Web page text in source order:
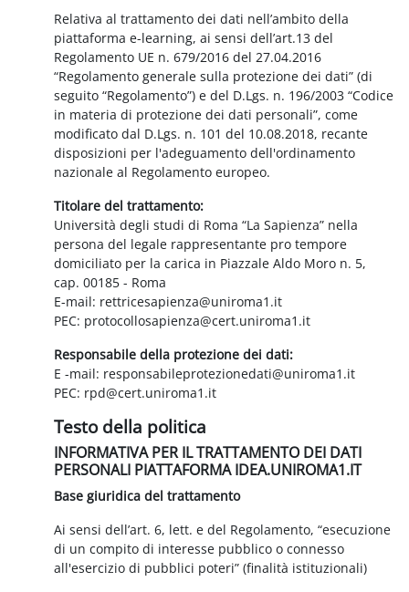
Relativa al trattamento dei dati nell’ambito della
piattaforma e-learning, ai sensi dell’art.13 del
Regolamento UE n. 679/2016 del 27.04.2016
“Regolamento generale sulla protezione dei dati” (di
seguito “Regolamento”) e del D.Lgs. n. 196/2003 “Codice
in materia di protezione dei dati personali”, come
modificato dal D.Lgs. n. 101 del 10.08.2018, recante
disposizioni per l'adeguamento dell'ordinamento
nazionale al Regolamento europeo.
Titolare del trattamento:
Università degli studi di Roma “La Sapienza” nella
persona del legale rappresentante pro tempore
domiciliato per la carica in Piazzale Aldo Moro n. 5,
cap. 00185 - Roma
E-mail: rettricesapienza@uniroma1.it
PEC: protocollosapienza@cert.uniroma1.it
Responsabile della protezione dei dati:
E -mail: responsabileprotezionedati@uniroma1.it
PEC: rpd@cert.uniroma1.it
Testo della politica
INFORMATIVA PER IL TRATTAMENTO DEI DATI
PERSONALI PIATTAFORMA IDEA.UNIROMA1.IT
Base giuridica del trattamento
Ai sensi dell’art. 6, lett. e del Regolamento, “esecuzione
di un compito di interesse pubblico o connesso
all'esercizio di pubblici poteri” (finalità istituzionali)